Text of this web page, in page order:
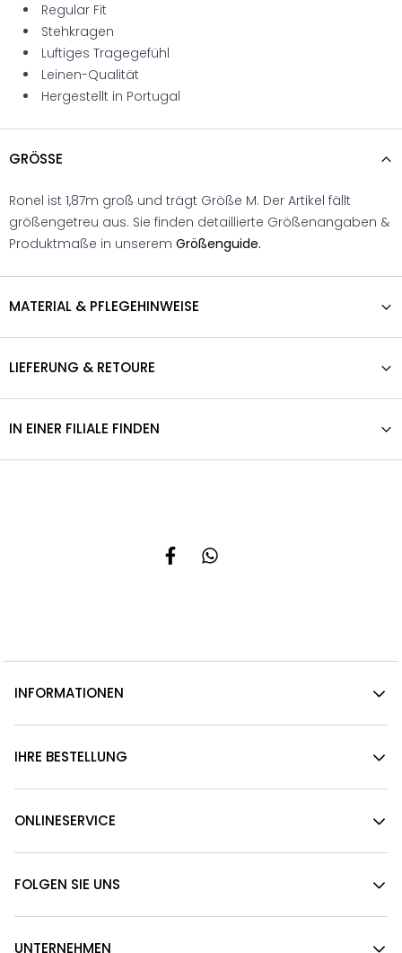
Regular Fit
Stehkragen
Luftiges Tragegefühl
Leinen-Qualität
Hergestellt in Portugal
GRÖSSE
Ronel ist 1,87m groß und trägt Größe M. Der Artikel fällt
größengetreu aus. Sie finden detaillierte Größenangaben &
Produktmaße in unserem Größenguide.
MATERIAL & PFLEGEHINWEISE
LIEFERUNG & RETOURE
IN EINER FILIALE FINDEN
INFORMATIONEN
IHRE BESTELLUNG
ONLINESERVICE
FOLGEN SIE UNS
UNTERNEHMEN